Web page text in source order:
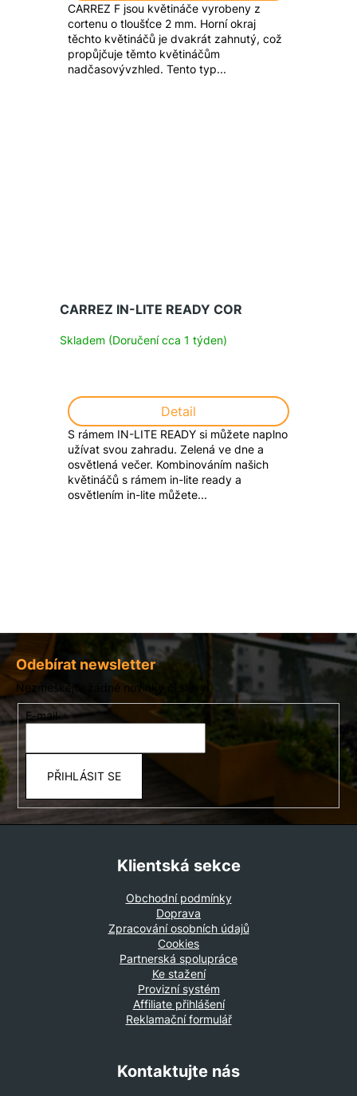
CARREZ F jsou květináče vyrobeny z
cortenu o tloušťce 2 mm. Horní okraj
těchto květináčů je dvakrát zahnutý, což
propůjčuje těmto květináčům
nadčasovývzhled. Tento typ...
CARREZ IN-LITE READY COR
Skladem (Doručení cca 1 týden)
Detail
S rámem IN-LITE READY si můžete naplno
užívat svou zahradu. Zelená ve dne a
osvětlená večer. Kombinováním našich
květináčů s rámem in-lite ready a
osvětlením in-lite můžete...
Z
á
p
a
t
í
Odebírat newsletter
Nezmeškejte žádné novinky či slevy!
E-mail
PŘIHLÁSIT SE
Kontaktujte nás
Klientská sekce
Obchodní podmínky
Doprava
Zpracování osobních údajů
Cookies
Partnerská spolupráce
Ke stažení
Provizní systém
Affiliate přihlášení
Reklamační formulář